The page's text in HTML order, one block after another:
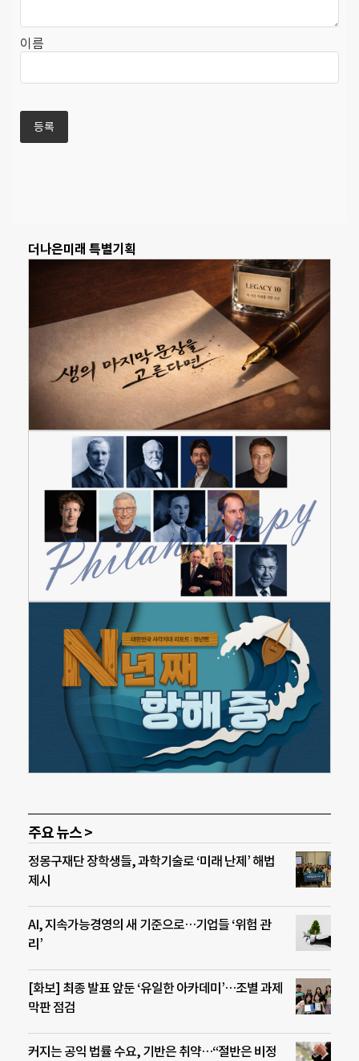
이름
더나은미래 특별기획
주요 뉴스 >
정몽구재단 장학생들, 과학기술로 ‘미래 난제’ 해법
제시
AI, 지속가능경영의 새 기준으로…기업들 ‘위험 관
리’
[화보] 최종 발표 앞둔 ‘유일한 아카데미’…조별 과제
막판 점검
커지는 공익 법률 수요, 기반은 취약…“절반은 비정